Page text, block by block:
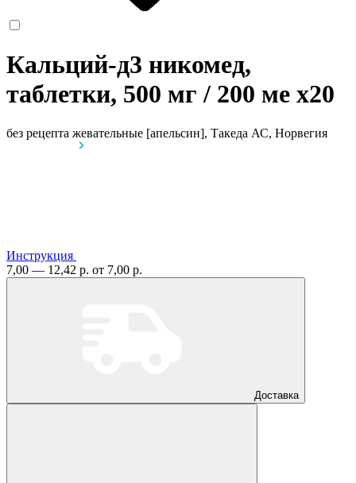
Кальций-д3 никомед,
таблетки, 500 мг / 200 ме x20
без рецепта жевательные [апельсин], Такеда АС, Норвегия
Инструкция
7,00 — 12,42 р. от 7,00 р.
Доставка